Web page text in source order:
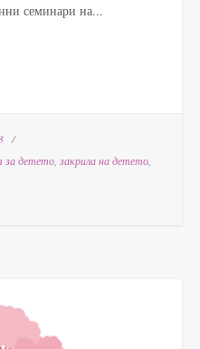
семинари на...
за детето закрила на детето